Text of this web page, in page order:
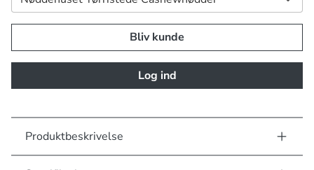
Bliv kunde
Log ind
Produktbeskrivelse